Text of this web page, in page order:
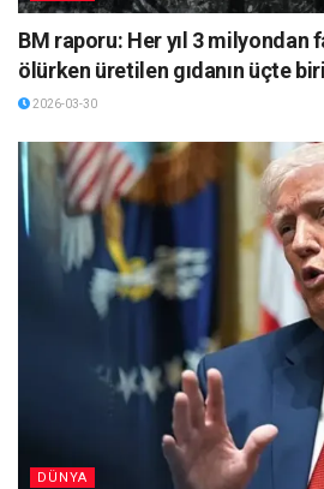
BM raporu: Her yıl 3 milyondan
ölürken üretilen gıdanın üçte
2026-03-30
DÜNYA